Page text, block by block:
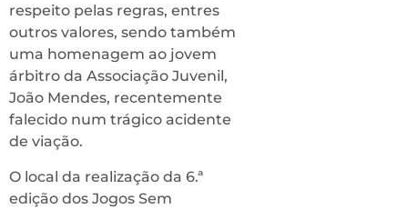
respeito pelas regras, entres
outros valores, sendo também
uma homenagem ao jovem
árbitro da Associação Juvenil,
João Mendes, recentemente
falecido num trágico acidente
de viação.
O local da realização da 6.ª
edição dos Jogos Sem